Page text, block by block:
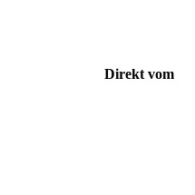
Direkt vom